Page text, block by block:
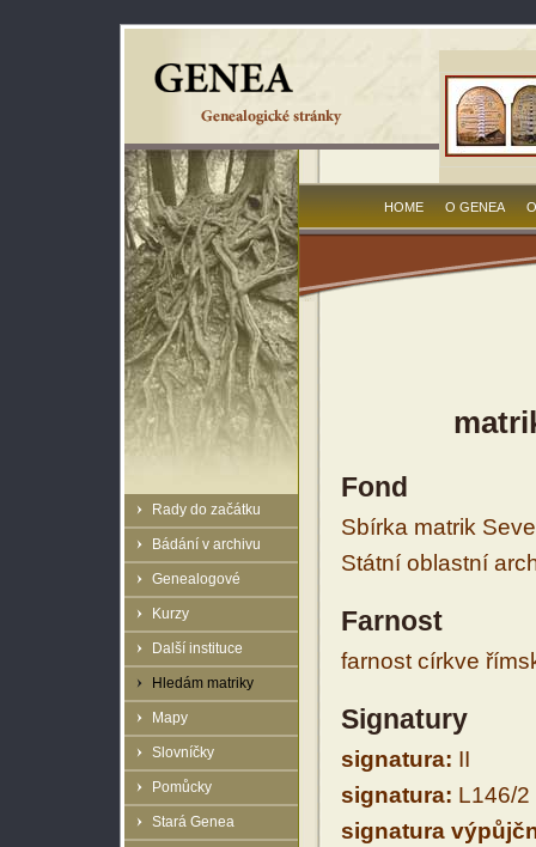
Rady do začátku
Bádání v archivu
Genealogové
Kurzy
Další instituce
Hledám matriky
Mapy
Slovníčky
Pomůcky
Stará Genea
HOME O GENEA
Fond
Sbírka matrik
Státní oblastní
Farnost
farnost církve
Signatury
signatura: II
signatura: L146/2
signatura